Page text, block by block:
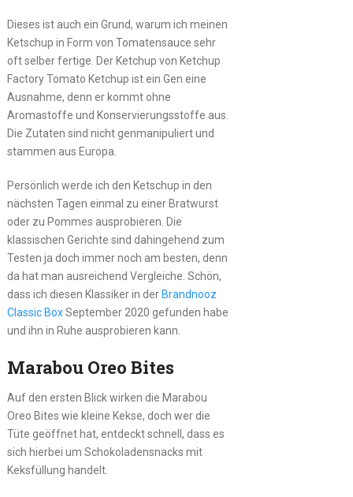
Dieses ist auch ein Grund, warum ich meinen
Ketschup in Form von Tomatensauce sehr
oft selber fertige. Der Ketchup von Ketchup
Factory Tomato Ketchup ist ein Gen eine
Ausnahme, denn er kommt ohne
Aromastoffe und Konservierungsstoffe aus.
Die Zutaten sind nicht genmanipuliert und
stammen aus Europa.
Persönlich werde ich den Ketschup in den
nächsten Tagen einmal zu einer Bratwurst
oder zu Pommes ausprobieren. Die
klassischen Gerichte sind dahingehend zum
Testen ja doch immer noch am besten, denn
da hat man ausreichend Vergleiche. Schön,
dass ich diesen Klassiker in der Brandnooz
Classic BoxSeptember 2020 gefunden habe
und ihn in Ruhe ausprobieren kann.
Marabou Oreo Bites
Auf den ersten Blick wirken die Marabou
Oreo Bites wie kleine Kekse, doch wer die
Tüte geöffnet hat, entdeckt schnell, dass es
sich hierbei um Schokoladensnacks mit
Keksfüllung handelt.